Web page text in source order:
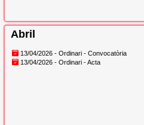
Abril
13/04/2026 - Ordinari - Convocatòria
13/04/2026 - Ordinari - Acta